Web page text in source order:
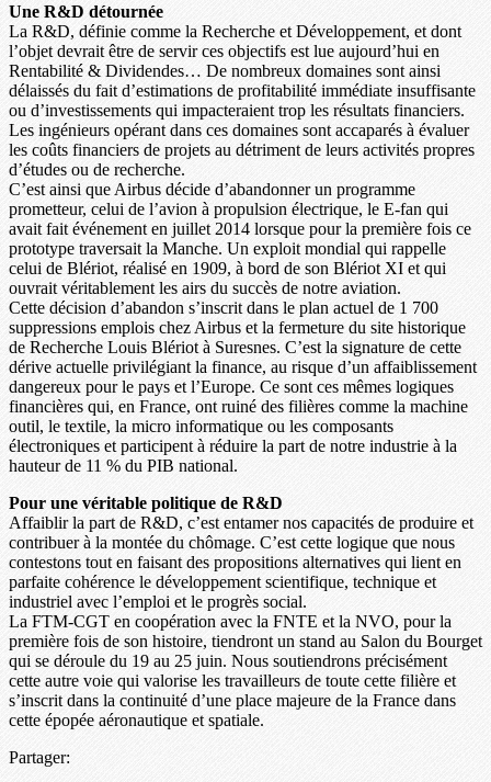
Une R&D détournée
La R&D, définie comme la Recherche et Développement, et dont
l’objet devrait être de servir ces objectifs est lue aujourd’hui en
Rentabilité & Dividendes… De nombreux domaines sont ainsi
délaissés du fait d’estimations de profitabilité immédiate insuffisante
ou d’investissements qui impacteraient trop les résultats financiers.
Les ingénieurs opérant dans ces domaines sont accaparés à évaluer
les coûts financiers de projets au détriment de leurs activités propres
d’études ou de recherche.
C’est ainsi que Airbus décide d’abandonner un programme
prometteur, celui de l’avion à propulsion électrique, le E-fan qui
avait fait événement en juillet 2014 lorsque pour la première fois ce
prototype traversait la Manche. Un exploit mondial qui rappelle
celui de Blériot, réalisé en 1909, à bord de son Blériot XI et qui
ouvrait véritablement les airs du succès de notre aviation.
Cette décision d’abandon s’inscrit dans le plan actuel de 1 700
suppressions emplois chez Airbus et la fermeture du site historique
de Recherche Louis Blériot à Suresnes. C’est la signature de cette
dérive actuelle privilégiant la finance, au risque d’un affaiblissement
dangereux pour le pays et l’Europe. Ce sont ces mêmes logiques
financières qui, en France, ont ruiné des filières comme la machine
outil, le textile, la micro informatique ou les composants
électroniques et participent à réduire la part de notre industrie à la
hauteur de 11 % du PIB national.
Pour une véritable politique de R&D
Affaiblir la part de R&D, c’est entamer nos capacités de produire et
contribuer à la montée du chômage. C’est cette logique que nous
contestons tout en faisant des propositions alternatives qui lient en
parfaite cohérence le développement scientifique, technique et
industriel avec l’emploi et le progrès social.
La FTM-CGT en coopération avec la FNTE et la NVO, pour la
première fois de son histoire, tiendront un stand au Salon du Bourget
qui se déroule du 19 au 25 juin. Nous soutiendrons précisément
cette autre voie qui valorise les travailleurs de toute cette filière et
s’inscrit dans la continuité d’une place majeure de la France dans
cette épopée aéronautique et spatiale.
Partager: